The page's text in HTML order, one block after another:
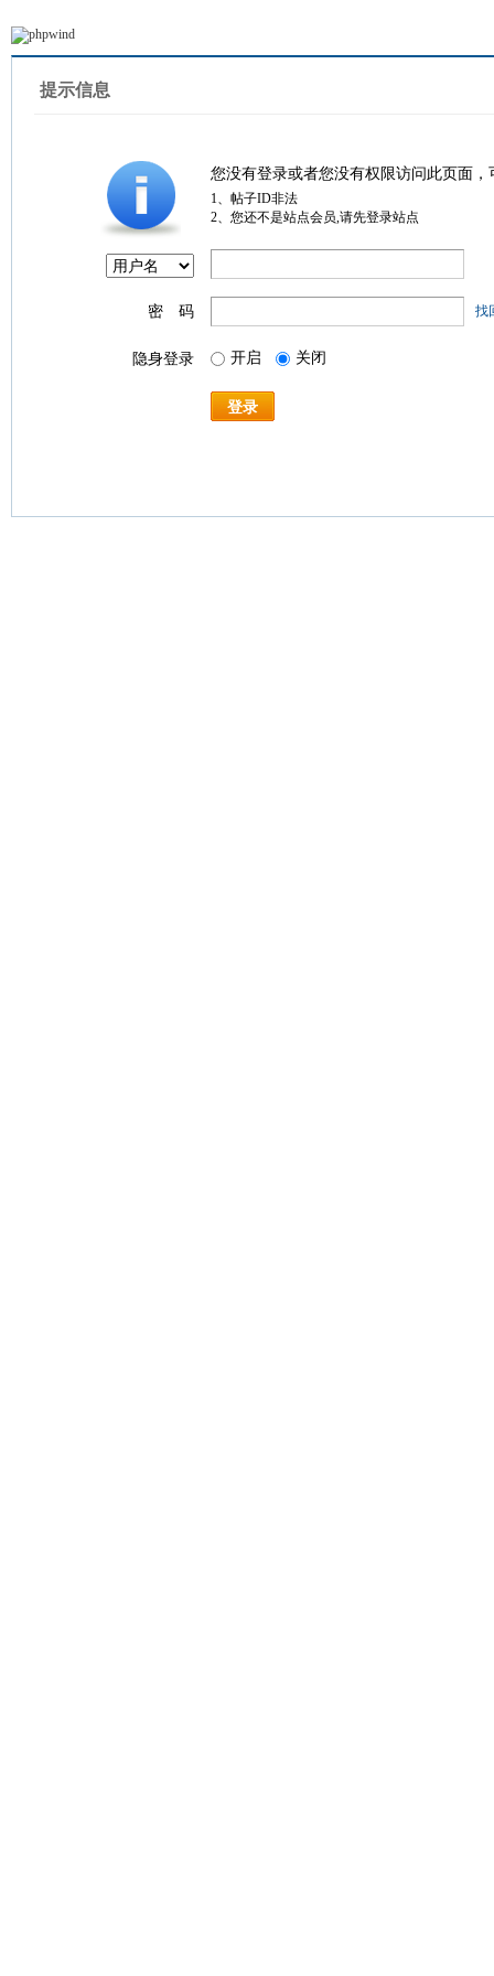
提示信息
您没有登录或者您没有权限访问此页面
1、帖子ID非法
2、您还不是站点会员,请先登录站点
密 码 找
隐身登录 开启 关闭
登录